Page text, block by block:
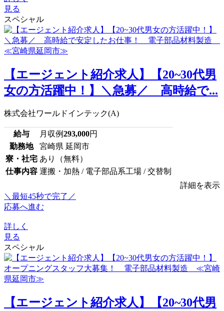
見る
スペシャル
【エージェント紹介求人】【20~30代男
女の方活躍中！】＼急募／ 高時給で...
株式会社ワールドインテック(A)
給与 月収例293,000円
勤務地
宮崎県 延岡市
寮・社宅 あり（無料）
仕事内容 運搬・加熱 / 電子部品系工場 / 交替制
詳細を表示
＼最短45秒で完了／
応募へ進む
詳しく
見る
スペシャル
【エージェント紹介求人】【20~30代男